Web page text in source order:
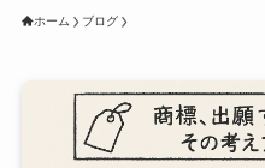
ホーム ブログ